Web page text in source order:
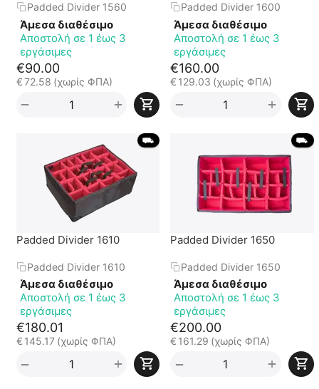
Padded Divider 1560
Άμεσα διαθέσιμο
Αποστολή σε 1 έως 3
εργάσιμες
€90.00
€72.58 (χωρίς ΦΠΑ)
+
−
Padded Divider 1600
Άμεσα διαθέσιμο
Αποστολή σε 1 έως 3
εργάσιμες
€160.00
€129.03 (χωρίς ΦΠΑ)
+
−
⛟
Padded Divider 1610
Padded Divider 1610
Άμεσα διαθέσιμο
Αποστολή σε 1 έως 3
εργάσιμες
€180.01
€ 145.17 (χωρίς ΦΠΑ)
+
−
⛟
Padded Divider 1650
Padded Divider 1650
Άμεσα διαθέσιμο
Αποστολή σε 1 έως 3
εργάσιμες
€200.00
€161.29 (χωρίς ΦΠΑ)
+
−